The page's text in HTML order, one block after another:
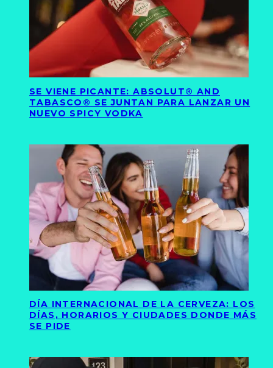
SE VIENE PICANTE: ABSOLUT® AND
TABASCO® SE JUNTAN PARA LANZAR UN
NUEVO SPICY VODKA
DÍA INTERNACIONAL DE LA CERVEZA: LOS
DÍAS, HORARIOS Y CIUDADES DONDE MÁS
SE PIDE